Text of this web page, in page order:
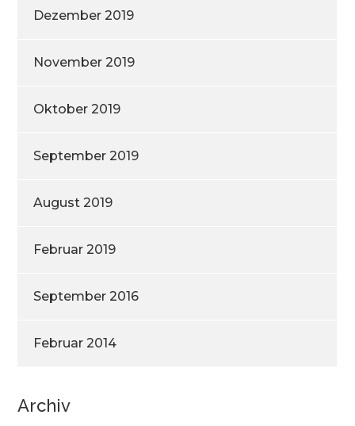
Dezember 2019
November 2019
Oktober 2019
September 2019
August 2019
Februar 2019
September 2016
Februar 2014
Archiv